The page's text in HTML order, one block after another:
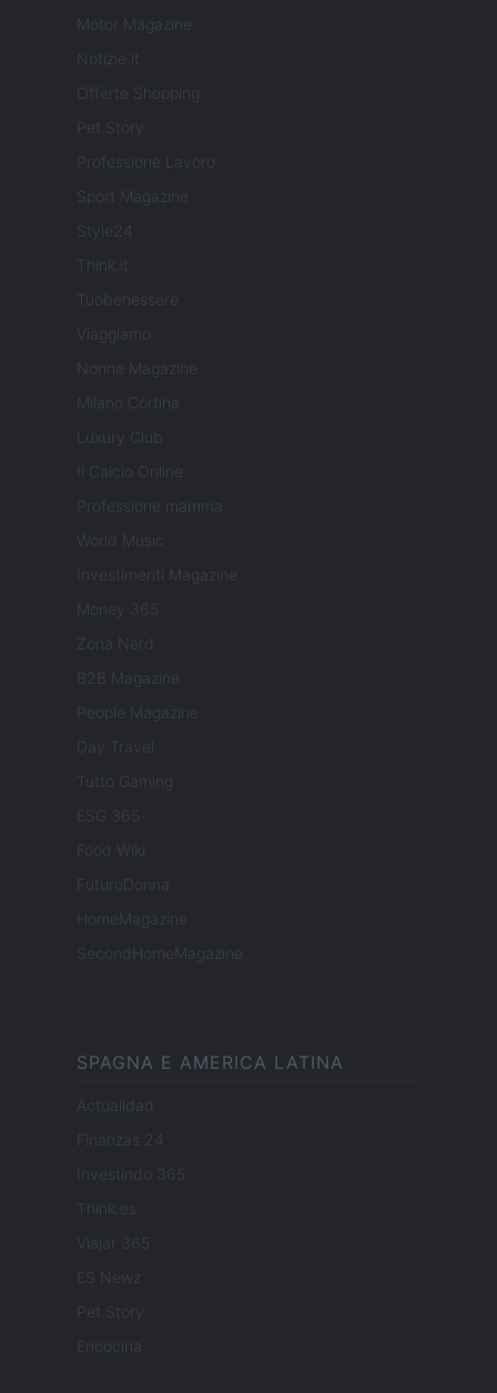
Motor Magazine
Notizie.it
Offerte Shopping
Pet Story
Professione Lavoro
Sport Magazine
Style24
Think.it
Tuobenessere
Viaggiamo
Nonne Magazine
Milano Cortina
Luxury Club
Il Calcio Online
Professione mamma
World Music
Investimenti Magazine
Money 365
Zona Nerd
B2B Magazine
People Magazine
Day Travel
Tutto Gaming
ESG 365
Food Wiki
FuturoDonna
HomeMagazine
SecondHomeMagazine
SPAGNA E AMERICA LATINA
Actualidad
Finanzas 24
Investindo 365
Think.es
Viajar 365
ES Newz
Pet Story
Encocina